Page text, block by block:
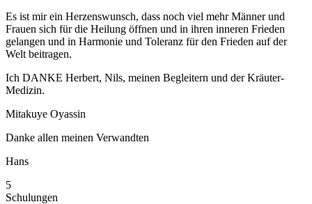
Es ist mir ein Herzenswunsch, dass noch viel mehr Männer und
Frauen sich für die Heilung öffnen und in ihren inneren Frieden
gelangen und in Harmonie und Toleranz für den Frieden auf der
Welt beitragen.
Ich DANKE Herbert, Nils, meinen Begleitern und der Kräuter-
Medizin.
Mitakuye Oyassin
Danke allen meinen Verwandten
Hans
5
Schulungen